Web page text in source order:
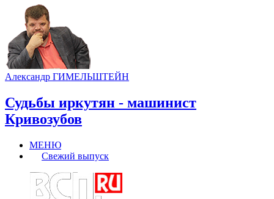
Александр ГИМЕЛЬШТЕЙН
Судьбы иркутян - машинист
Кривозубов
МЕНЮ
Свежий выпуск